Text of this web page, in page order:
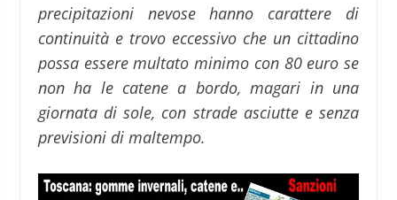
precipitazioni nevose hanno carattere di
continuità e trovo eccessivo che un cittadino
possa essere multato minimo con 80 euro se
non ha le catene a bordo, magari in una
giornata di sole, con strade asciutte e senza
previsioni di maltempo.